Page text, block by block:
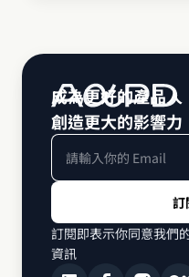
成為更好的產品人
創造更大的影響力
訂閱即表示你同意我們
資訊